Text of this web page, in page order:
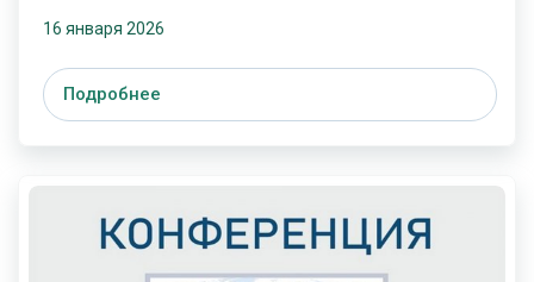
Ҷумҳурии Тоҷикистон бахшида ба ҷашни 35 -
16 января 2026
Подробнее